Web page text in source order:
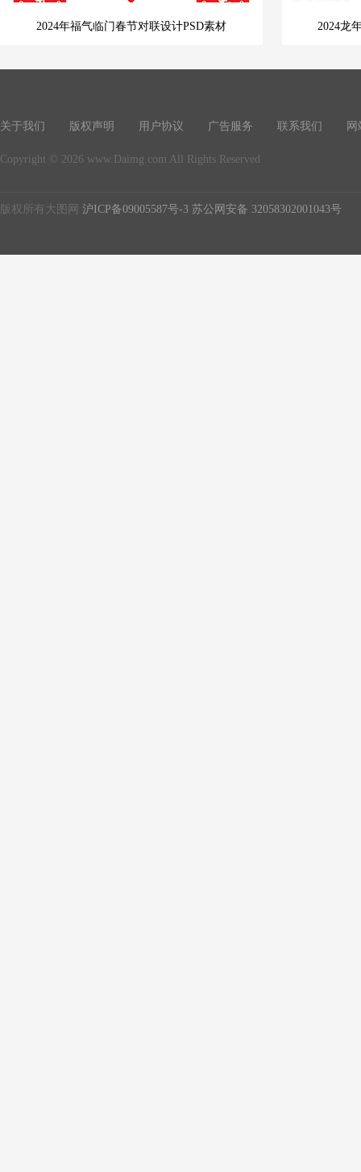
2024年福气临门春节对联设计PSD素材 2024龙
关于我们 版权声明 用户协议 广告服务 联系我们 网
Copyright © 2026 www.Daimg.com All Rights Reserved
版权所有大图网 沪ICP备09005587号-3 苏公网安备 32058302001043号